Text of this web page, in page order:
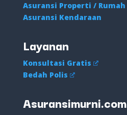
Asuransi Properti / Rumah
Asuransi Kendaraan
Layanan
Konsultasi Gratis
Bedah Polis
Asuransimurni.com